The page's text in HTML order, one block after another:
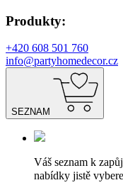
Produkty:
+420 608 501 760
info@partyhomedecor.cz
SEZNAM
Váš seznam k
nabídky jistě